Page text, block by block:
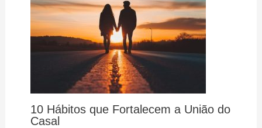
10 Hábitos que Fortalecem a União do
Casal